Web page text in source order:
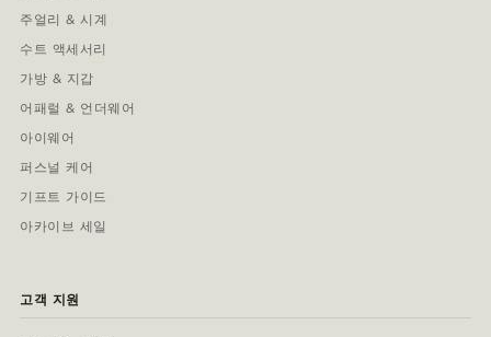
주얼리 & 시계
수트 액세서리
가방 & 지갑
어패럴 & 언더웨어
아이웨어
퍼스널 케어
기프트 가이드
아카이브 세일
고객 지원